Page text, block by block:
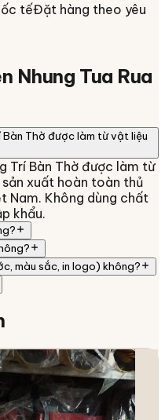
tếĐặt hàng theo yêu
Nhung Tua Rua
Bàn Thờ được làm từ vật liệu
Trí Bàn Thờ được làm từ
xuất hoàn toàn thủ
Nam. Không dùng chất
khẩu.
màu sắc, in logo) không?